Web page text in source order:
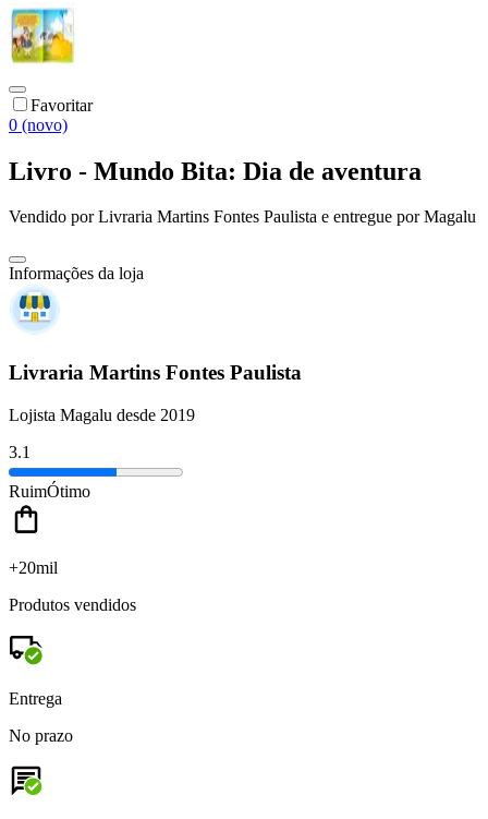
Favoritar
0 (novo)
Livro - Mundo Bita: Dia de aventura
Vendido porLivraria Martins Fontes Paulista e entregue por Magalu
Informações da loja
Livraria Martins Fontes Paulista
Lojista Magalu desde 2019
3.1
RuimÓtimo
+20mil
Produtos vendidos
Entrega
No prazo